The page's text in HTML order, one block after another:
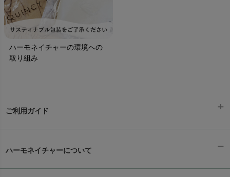
ハーモネイチャーの環境への
取り組み
ご利用ガイド
ハーモネイチャーについて